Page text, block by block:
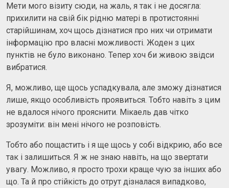
Мети мого візиту сюди, на жаль, я так і не досягла:
прихилити на свій бік рідню матері в протистоянні
старійшинам, хоч щось дізнатися про них чи отримати
інформацію про власні можливості. Жоден з цих
пунктів не було виконано. Тепер хоч би живою звідси
вибратися.
Я, можливо, ще щось успадкувала, але зможу дізнатися
лише, якщо особливість проявиться. Тобто навіть з цим
не вдалося нічого прояснити. Мікаель дав чітко
зрозуміти: він мені нічого не розповість.
Тобто або пощастить і я ще щось у собі відкрию, або все
так і залишиться. Я ж не знаю навіть, на що звертати
увагу. Можливо, я просто трохи краще чую за інших або
що. Та й про стійкість до отрут дізналася випадково,